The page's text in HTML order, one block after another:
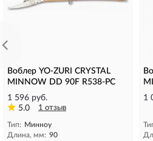
Воблер YO-ZURI CRYSTAL
MINNOW DD 90F R538-PC
1 596 руб.
5.0
1 отзыв
Тип: Минноу
Длина, мм: 90
1